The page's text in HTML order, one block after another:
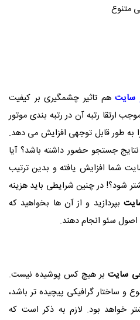
متنوع
سایتهم تاثیر چشمگیری بر کیفیت
ارتقا رتبه آن در رتبه بندی موتور
به طور قابل توجهی افزایش می دهد.
نتایج جستجو حضور داشته باشد؟ آیا
شما افزایش یافته و بدین ترتیب
شود؟! در چنین شرایطی باید هزینه
بپردازید و از آن ها بخواهید که
اصول سئو انجام دهند.
سایتبر هیچ کس پوشیده نیست.
ساختار گرافیکی پیچیده تر باشد،
خواهد بود. لازم به ذکر است که